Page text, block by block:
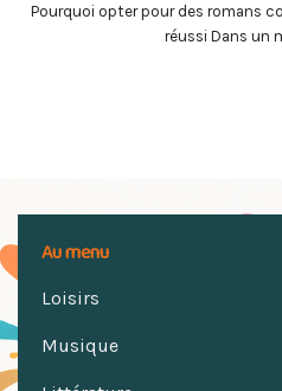
Pourquoi opter pour des romans
réussi Dans un
Au menu
Loisirs
Musique